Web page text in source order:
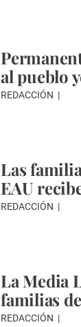
al pueblo
REDACCIÓN
Las
EAU
REDACCIÓN
La Media
familias
REDACCIÓN